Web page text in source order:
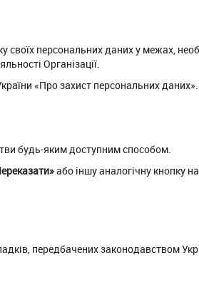
персональних даних у межах,
Організації.
«Про захист персональних даних».
будь-яким доступним способом.
або іншу аналогічну кнопку
передбачених законодавством